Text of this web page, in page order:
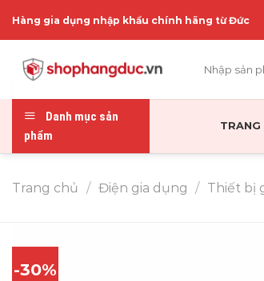
Hàng gia dụng nhập khẩu chính hãng từ Đức
kiếm:
Danh mục sản
phẩm
TRANG
Trang chủ / Điện gia dụng / Thiết bị
-30%